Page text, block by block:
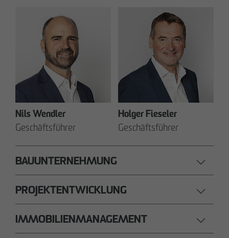
Nils Wendler
Geschäftsführer
Holger Fieseler
Geschäftsführer
BAUUNTERNEHMUNG
PROJEKTENTWICKLUNG
IMMOBILIENMANAGEMENT